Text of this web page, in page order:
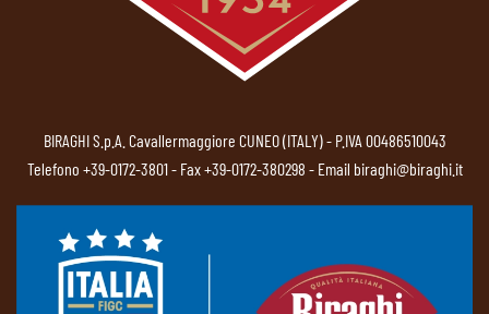
BIRAGHI S.p.A. Cavallermaggiore CUNEO (ITALY) - P.IVA 00486510043
Telefono +39-0172-3801- Fax +39-0172-380298 - Email biraghi@biraghi.it